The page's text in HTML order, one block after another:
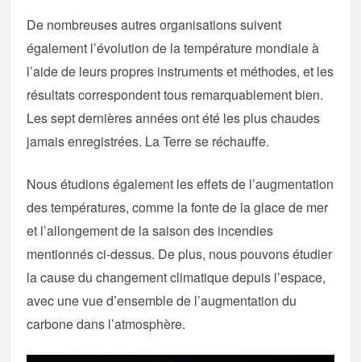
De nombreuses autres organisations suivent
également l’évolution de la température mondiale à
l’aide de leurs propres instruments et méthodes, et les
résultats correspondent tous remarquablement bien.
Les sept dernières années ont été les plus chaudes
jamais enregistrées. La Terre se réchauffe.
Nous étudions également les effets de l’augmentation
des températures, comme la fonte de la glace de mer
et l’allongement de la saison des incendies
mentionnés ci-dessus. De plus, nous pouvons étudier
la cause du changement climatique depuis l’espace,
avec une vue d’ensemble de l’augmentation du
carbone dans l’atmosphère.